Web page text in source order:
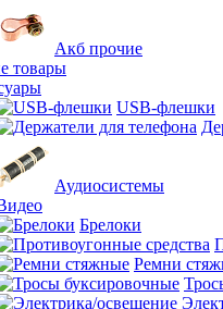
Акб прочие
товары
USB-флешки
Аудиосистемы
Брелоки
Ремни